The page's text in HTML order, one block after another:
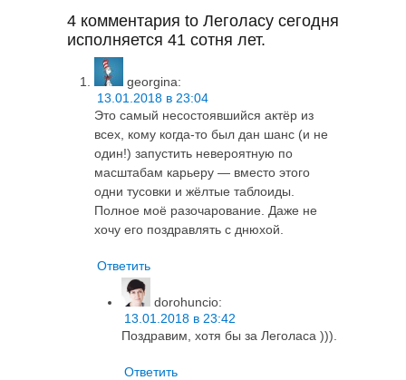
4 комментария to Леголасу сегодня
исполняется 41 сотня лет.
georgina:
13.01.2018 в 23:04
Это самый несостоявшийся актёр из
всех, кому когда-то был дан шанс (и не
один!) запустить невероятную по
масштабам карьеру — вместо этого
одни тусовки и жёлтые таблоиды.
Полное моё разочарование. Даже не
хочу его поздравлять с днюхой.
Ответить
dorohuncio:
13.01.2018 в 23:42
Поздравим, хотя бы за Леголаса ))).
Ответить